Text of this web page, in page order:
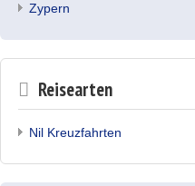
Zypern
Reisearten
Nil Kreuzfahrten